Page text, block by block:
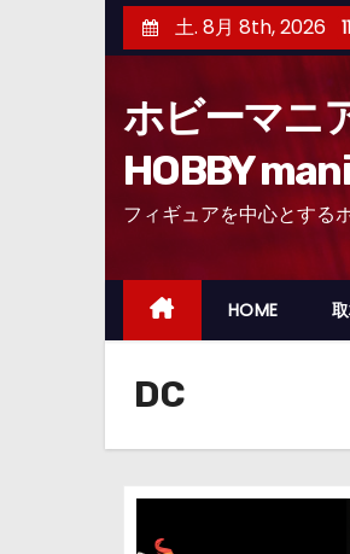
ン
ッ
土. 8月 8th, 2026
ホビーマニ
HOBBY
フィギュアを中心とする
HOME
DC